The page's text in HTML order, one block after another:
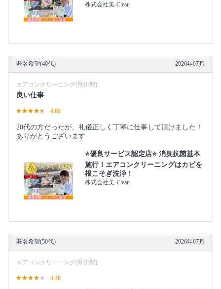
株式会社美-Clean
匿名希望(40代) 2026年07月
エアコンクリーニング(壁掛型)
良い仕事
4.60
20代の方だったが、礼儀正しく丁寧に仕事して頂けました！
ありがとうございます
⭐️優良サービス認定店⭐️ 消臭抗菌基本
施行！エアコンクリーニングはカビを
根こそぎ洗浄！
株式会社美-Clean
匿名希望(50代) 2026年07月
エアコンクリーニング(壁掛型)
4.40